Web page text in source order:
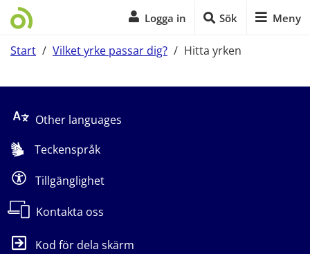
Logga in Sök Meny
Start / Vilket yrke passar dig? / Hitta yrken
Other languages
Teckenspråk
Tillgänglighet
Kontakta oss
Kod för dela skärm